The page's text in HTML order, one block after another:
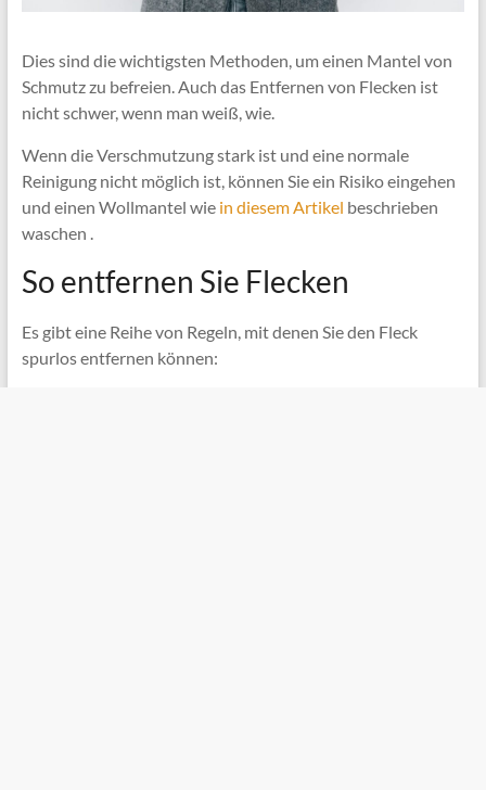
Dies sind die wichtigsten Methoden, um einen Mantel von
Schmutz zu befreien. Auch das Entfernen von Flecken ist
nicht schwer, wenn man weiß, wie.
Wenn die Verschmutzung stark ist und eine normale
Reinigung nicht möglich ist, können Sie ein Risiko eingehen
und einen Wollmantel wie in diesem Artikel beschrieben
waschen .
So entfernen Sie Flecken
Es gibt eine Reihe von Regeln, mit denen Sie den Fleck
spurlos entfernen können: